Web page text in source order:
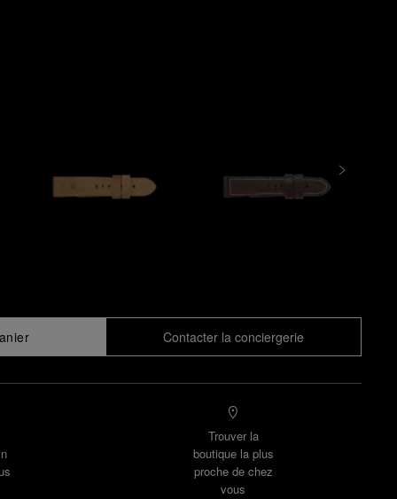
Contacter la conciergerie
Trouver la
boutique la plus
proche de chez
vous